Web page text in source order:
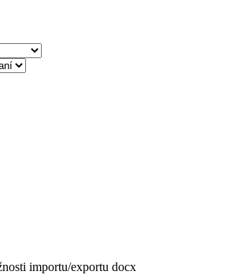
importu/exportu docx